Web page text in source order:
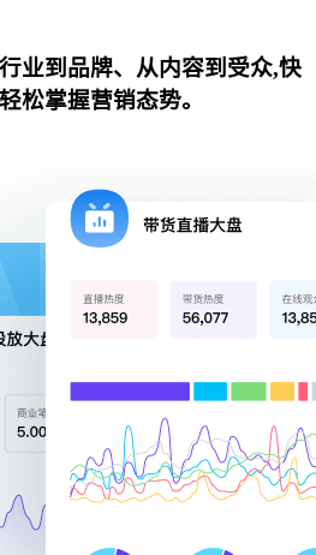
业到品牌、从内容到受众,快
松掌握营销态势。